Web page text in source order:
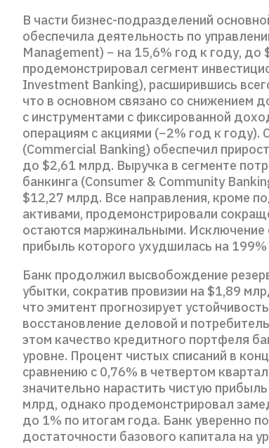
В части бизнес-подразделений
обеспечила деятельность по
Management) − на 15,6% год к году,
продемонстрировал сегмент
Investment Banking), расширившись
что в основном связано со снижением
с инструментами с фиксированной
операциям с акциями (−2% год к году).
(Commercial Banking) обеспечил
до $2,61 млрд. Выручка в сегменте
банкинга (Consumer & Community
$12,27 млрд. Все направления, кроме
активами, продемонстрировали
остаются маржинальными. Исключение
прибыль которого ухудшилась на 199%
Банк продолжил высвобождение
убытки, сократив провизии на $1,89
что эмитент прогнозирует
восстановление деловой и
этом качество кредитного портфеля
уровне. Процент чистых списаний в
сравнению с 0,76% в четвертом
значительно нарастить чистую
млрд, однако продемонстрировал
до 1% по итогам года. Банк уверенно
достаточности базового капитала на